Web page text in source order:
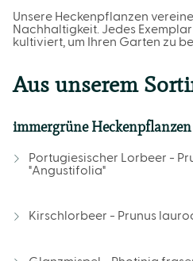
Unsere Heckenpflanzen
Nachhaltigkeit. Jedes
kultiviert, um Ihren Garten zu
Aus unserem
immergrüne Heckenpflanzen
Portugiesischer Lorbeer -
"Angustifolia"
Kirschlorbeer - Prunus